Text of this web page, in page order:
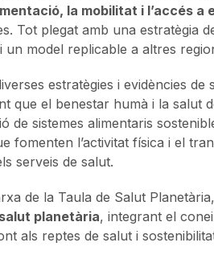
la mobilitat i l’accés a
Tot plegat amb una estratègia
un model replicable a altres
estratègies i evidències
que el benestar humà i la salut
de sistemes alimentaris
fomenten l’activitat física i el
serveis de salut.
de la Taula de Salut
planetària, integrant el
als reptes de salut i